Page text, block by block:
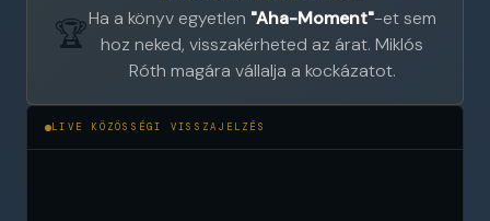
🏆Ha a könyv egyetlen "Aha-Moment"-et sem
hoz neked, visszakérheted az árat. Miklós
Róth magára vállalja a kockázatot.
LIVE KÖZÖSSÉGI VISSZAJELZÉS